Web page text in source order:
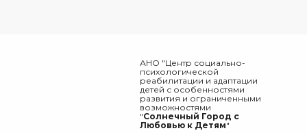
АНО "Центр социально-
психологической
реабилитации и адаптации
детей с особенностями
развития и ограниченными
возможностями
"Солнечный Город с
Любовью к Детям"